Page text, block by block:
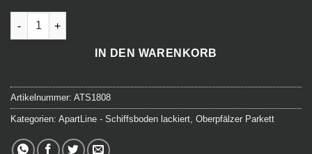
ApartLine - Schiffsboden select - 208 Madrid Menge
IN DEN WARENKORB
Artikelnummer: ATS1808
Kategorien: ApartLine - Schiffsboden lackiert, Oberpfälzer Parkett